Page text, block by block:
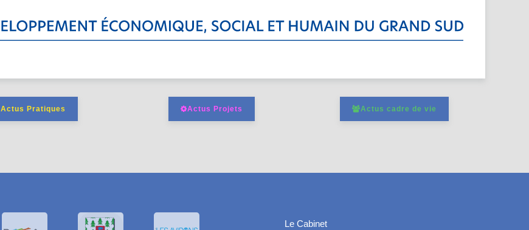
Actus Pratiques Actus Projets Actus cadre de vie
Le Cabinet